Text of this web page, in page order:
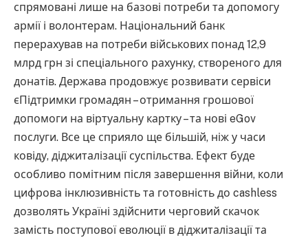
спрямовані лише на базові потреби та допомогу
армії і волонтерам. Національний банк
перерахував на потреби військових понад 12,9
млрд грн зі спеціального рахунку, створеного для
донатів. Держава продовжує розвивати сервіси
єПідтримки громадян – отримання грошової
допомоги на віртуальну картку – та нові eGov
послуги. Все це сприяло ще більшій, ніж у часи
ковіду, діджиталізації суспільства. Ефект буде
особливо помітним після завершення війни, коли
цифрова інклюзивність та готовність до cashless
дозволять Україні здійснити черговий скачок
замість поступової еволюції в діджиталізації та